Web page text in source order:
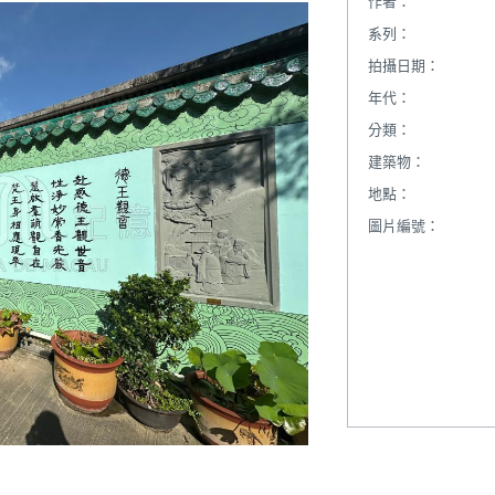
系列：
拍攝日期：
年代：
分類：
建築物：
地點：
圖片編號：